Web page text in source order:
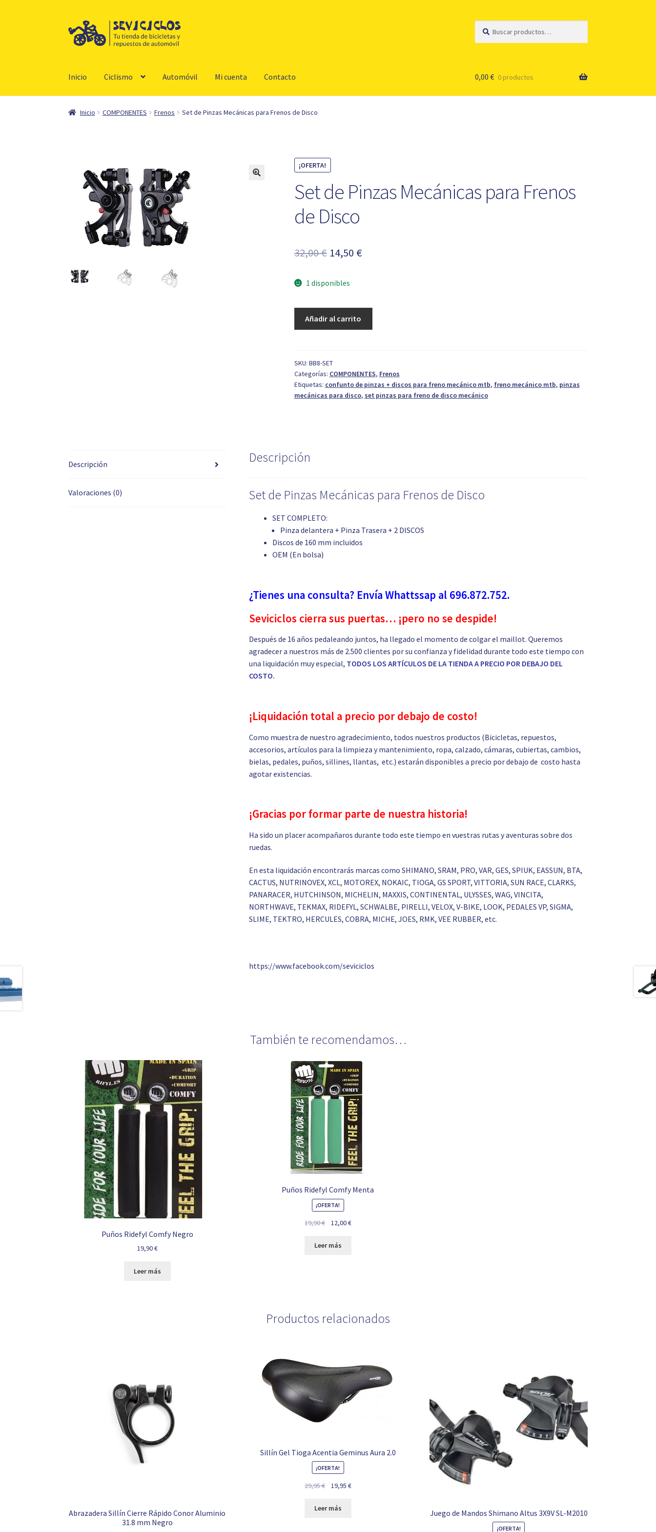
Ir
a
Ir
al
por:
Inicio Ciclismo Automóvil Mi cuenta Contacto 0,00 € 0 productos
Inicio COMPONENTES Frenos Set de Pinzas Mecánicas para Frenos de Disco
¡OFERTA!
Set de Pinzas Mecánicas para Frenos
de Disco
32,00€ El
original
era:
32,00 €.
14,50 €El
es:
1 disponibles
para
Frenos
de
Disco
Añadir al carrito
SKU: BB8-SET
Categorías: COMPONENTES, Frenos
Etiquetas: confunto de pinzas + discos para freno mecánico mtb, freno mecánico mtb, pinzas
mecánicas para disco, set pinzas para freno de disco mecánico
Descripción
Valoraciones (0)
Descripción
Set de Pinzas Mecánicas para Frenos de Disco
SET COMPLETO:
Pinza delantera + Pinza Trasera + 2 DISCOS
Discos de 160 mm incluidos
OEM (En bolsa)
¿Tienes una consulta? Envía Whattssap al 696.872.752.
Seviciclos cierra sus puertas… ¡pero no se despide!
Después de 16 años pedaleando juntos, ha llegado el momento de colgar el maillot. Queremos
agradecer a nuestros más de 2.500 clientes por su confianza y fidelidad durante todo este tiempo con
una liquidación muy especial, TODOS LOS ARTÍCULOS DE LA TIENDA A PRECIO POR DEBAJO DEL
COSTO.
¡Liquidación total a precio por debajo de costo!
Como muestra de nuestro agradecimiento, todos nuestros productos (Bicicletas, repuestos,
accesorios, artículos para la limpieza y mantenimiento, ropa, calzado, cámaras, cubiertas, cambios,
bielas, pedales, puños, sillines, llantas, etc.) estarán disponibles a precio por debajo de costo hasta
agotar existencias.
¡Gracias por formar parte de nuestra historia!
Ha sido un placer acompañaros durante todo este tiempo en vuestras rutas y aventuras sobre dos
ruedas.
En esta liquidación encontrarás marcas como SHIMANO, SRAM, PRO, VAR, GES, SPIUK, EASSUN, BTA,
CACTUS, NUTRINOVEX, XCL, MOTOREX, NOKAIC, TIOGA, GS SPORT, VITTORIA, SUN RACE, CLARKS,
PANARACER, HUTCHINSON, MICHELIN, MAXXIS, CONTINENTAL, ULYSSES, WAG, VINCITA,
NORTHWAVE, TEKMAX, RIDEFYL, SCHWALBE, PIRELLI, VELOX, V-BIKE, LOOK, PEDALES VP, SIGMA,
SLIME, TEKTRO, HERCULES, COBRA, MICHE, JOES, RMK, VEE RUBBER, etc.
https://www.facebook.com/seviciclos
También te recomendamos…
Puños Ridefyl Comfy Negro
19,90€
Leer más
Puños Ridefyl Comfy Menta
¡OFERTA!
19,90€
original
12,00€El
Leer más
Productos relacionados
Abrazadera Sillín Cierre Rápido Conor Aluminio
31.8 mm Negro
Sillín Gel Tioga Acentia Geminus Aura 2.0
¡OFERTA!
29,95€
original
19,95 €El
Leer más Juego de Mandos Shimano Altus 3X9V SL-M2010
¡OFERTA!